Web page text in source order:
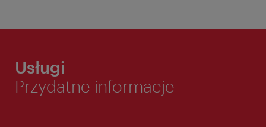
Usługi
Przydatne informacje